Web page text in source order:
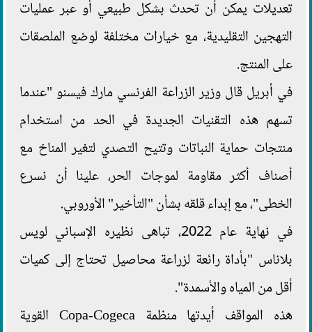
تعديلات يمكن أن تحدث بشكل طبيعي أو عبر عمليات
التهجين التقليدية، مع خيارات مختلفة لوضع الملصقات
على المنتج.
في أبريل قال وزير الزراعة الفرنسي مارك فيسنو "عندما
تسهم هذه التقنيات الجديدة في الحد من استخدام
منتجات حماية النباتات وتتيح التصدي لتغير المناخ مع
أصناف أكثر مقاومة لموجات الحر، علينا أن نسرع
الخطى"، مع إبداء قلقه بشأن "التأخير" الأوروبي.
في نهاية عام 2022، تباهى نظيره الإسباني لويس
بلاناس "بأداة رائعة لزراعة محاصيل تحتاج إلى كميات
أقل من المياه والأسمدة".
هذه المواقف أيدتها منظمة Copa-Cogeca القوية